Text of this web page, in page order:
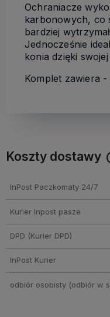
Ochraniacze
karbonowych, co
bardziej
Jednocześnie
konia dzięki
Komplet zawiera
Koszty dostawy
InPost Paczkomaty 24/7
Kurier Inpost pasze
DPD (Kurier DPD)
InPost Kurier
odbiór osobisty(odbiór w